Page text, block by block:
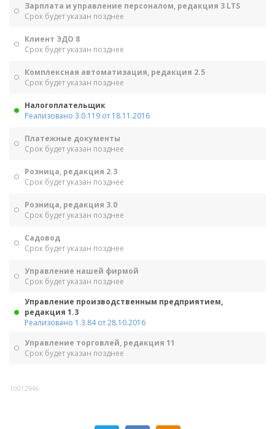
Зарплата и управление персоналом, редакция 3 LTS
Срок будет указан позднее
Клиент ЭДО 8
Срок будет указан позднее
Комплексная автоматизация, редакция 2.5
Срок будет указан позднее
Налогоплательщик
Реализовано 3.0.119 от 18.11.2016
Платежные документы
Срок будет указан позднее
Розница, редакция 2.3
Срок будет указан позднее
Розница, редакция 3.0
Срок будет указан позднее
Садовод
Срок будет указан позднее
Управление нашей фирмой
Срок будет указан позднее
Управление производственным предприятием,
редакция 1.3
Реализовано 1.3.84 от 28.10.2016
Управление торговлей, редакция 11
Срок будет указан позднее
10012946